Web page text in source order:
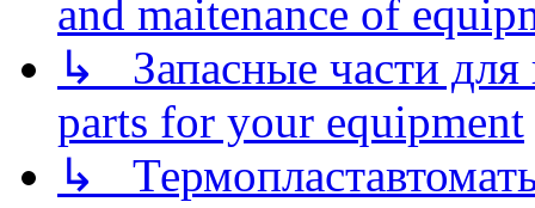
and maitenance of
↳ Запасные части для
parts for your equipment
↳